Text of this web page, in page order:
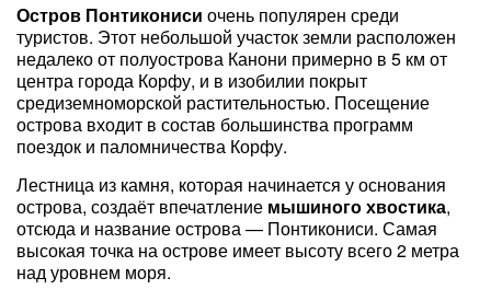
Остров Понтикониси очень популярен среди
туристов. Этот небольшой участок земли расположен
недалеко от полуострова Канони примерно в 5 км от
центра города Корфу, и в изобилии покрыт
средиземноморской растительностью. Посещение
острова входит в состав большинства программ
поездок и паломничества Корфу.
Лестница из камня, которая начинается у основания
острова, создаёт впечатление мышиного хвостика,
отсюда и название острова — Понтикониси. Самая
высокая точка на острове имеет высоту всего 2 метра
над уровнем моря.